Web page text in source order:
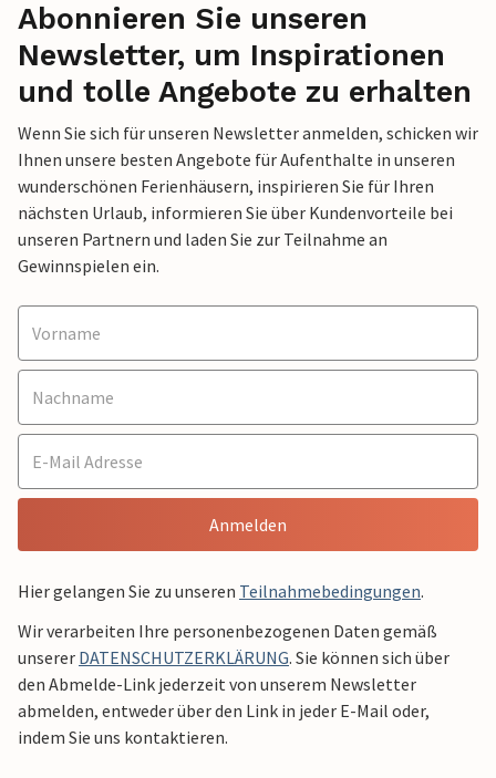
Abonnieren Sie unseren
Newsletter, um Inspirationen
und tolle Angebote zu erhalten
Wenn Sie sich für unseren Newsletter anmelden, schicken wir
Ihnen unsere besten Angebote für Aufenthalte in unseren
wunderschönen Ferienhäusern, inspirieren Sie für Ihren
nächsten Urlaub, informieren Sie über Kundenvorteile bei
unseren Partnern und laden Sie zur Teilnahme an
Gewinnspielen ein.
Anmelden
Hier gelangen Sie zu unseren Teilnahmebedingungen.
Wir verarbeiten Ihre personenbezogenen Daten gemäß
unserer DATENSCHUTZERKLÄRUNG. Sie können sich über
den Abmelde-Link jederzeit von unserem Newsletter
abmelden, entweder über den Link in jeder E-Mail oder,
indem Sie uns kontaktieren.